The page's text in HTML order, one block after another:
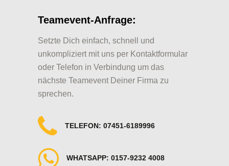
Teamevent-Anfrage:
Setzte Dich einfach, schnell und
unkompliziert mit uns per Kontaktformular
oder Telefon in Verbindung um das
nächste Teamevent Deiner Firma zu
sprechen.
TELEFON: 07451-6189996
WHATSAPP: 0157-9232 4008